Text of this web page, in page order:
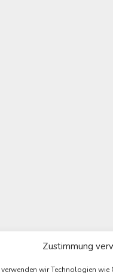
Zustimmung
wir Technologien